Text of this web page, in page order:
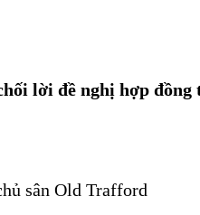
lời đề nghị hợp đồng
sân Old Trafford